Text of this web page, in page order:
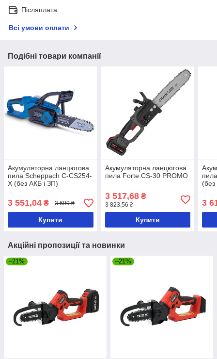
Післяплата
Всі умови оплати
Подібні товари компанії
Акумуляторна ланцюгова
пила Scheppach C-CS254-
X (без АКБ і ЗП)
3 551,04 ₴ 3 699 ₴
Купити
Акумуляторна ланцюгова
пила Forte CS-30 PROMO
3 517,68₴
3 823,56 ₴
Купити
(без
3
Акційні пропозиції та новинки
–21% –21%